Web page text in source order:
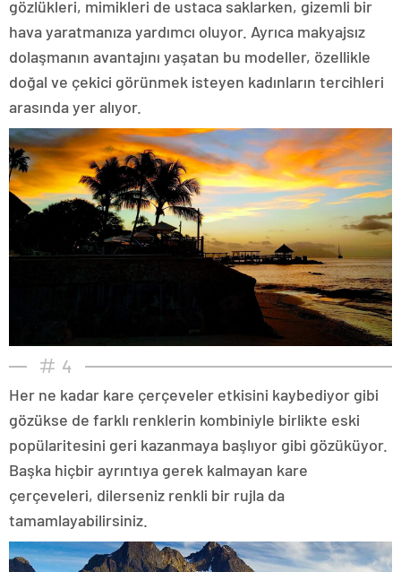
gözlükleri, mimikleri de ustaca saklarken, gizemli bir
hava yaratmanıza yardımcı oluyor. Ayrıca makyajsız
dolaşmanın avantajını yaşatan bu modeller, özellikle
doğal ve çekici görünmek isteyen kadınların tercihleri
arasında yer alıyor.
4
Her ne kadar kare çerçeveler etkisini kaybediyor gibi
gözükse de farklı renklerin kombiniyle birlikte eski
popülaritesini geri kazanmaya başlıyor gibi gözüküyor.
Başka hiçbir ayrıntıya gerek kalmayan kare
çerçeveleri, dilerseniz renkli bir rujla da
tamamlayabilirsiniz.